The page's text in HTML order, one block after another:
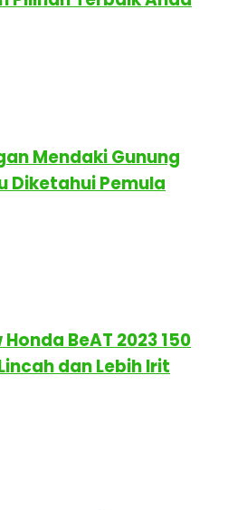
Mendaki Gunung
Diketahui Pemula
BeAT 2023 150
dan Lebih Irit